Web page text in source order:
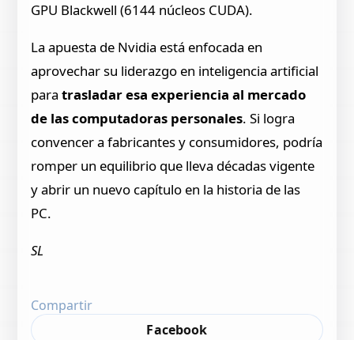
GPU Blackwell (6144 núcleos CUDA).
La apuesta de Nvidia está enfocada en
aprovechar su liderazgo en inteligencia artificial
paratrasladar esa experiencia al mercado
de las computadoras personales. Si logra
convencer a fabricantes y consumidores, podría
romper un equilibrio que lleva décadas vigente
y abrir un nuevo capítulo en la historia de las
PC.
SL
Compartir
Facebook